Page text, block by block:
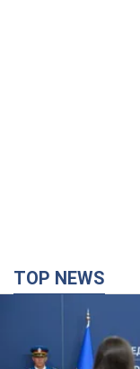
TOP NEWS